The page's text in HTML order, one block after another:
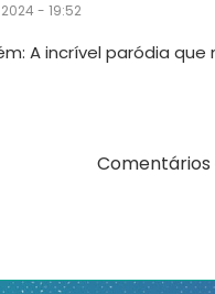
- 19:52
A incrível paródia